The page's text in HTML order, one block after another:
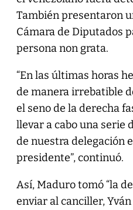
También presentaron
Cámara de Diputados
persona non grata.
“En las últimas horas
de manera irrebatible
el seno de la derecha
llevar a cabo una serie
de nuestra delegación
presidente”, continuó.
Así, Maduro tomó “la
enviar al canciller, Yván